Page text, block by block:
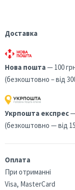
Доставка
Нова пошта— 100
(безкоштовно – від
Укрпошта експрес
(безкоштовно — від
Оплата
При отриманні
Visa, MasterCard